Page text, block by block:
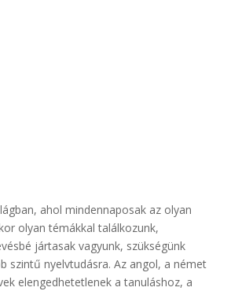
ahol mindennaposak az olyan
olyan témákkal találkozunk,
jártasak vagyunk, szükségünk
szintű nyelvtudásra. Az angol, a német
elengedhetetlenek a tanuláshoz, a